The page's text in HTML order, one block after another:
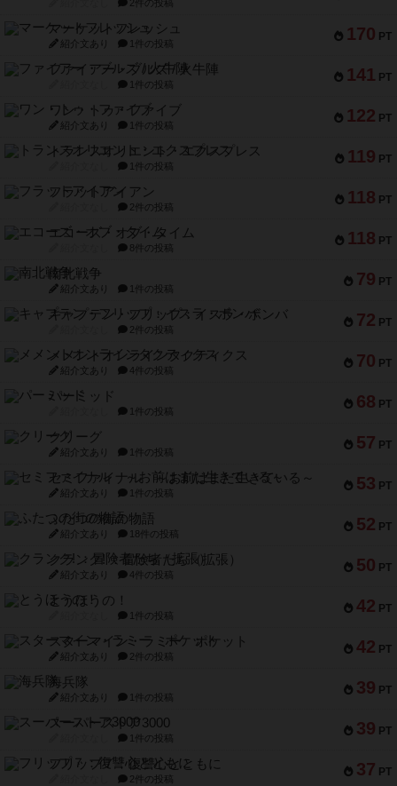
2件の投稿
170 PT
マーケットフレッシュ
紹介文あり 1件の投稿
141 PT
ファイアー・ブルズ / 火牛陣
1件の投稿
122 PT
ワン・トゥ・ファイブ
紹介文あり 1件の投稿
119 PT
トランスオリエント・エクスプレス
1件の投稿
118 PT
フラットアイアン
2件の投稿
118 PT
エコーズ・オブ・タイム
8件の投稿
79 PT
南北戦争
紹介文あり 1件の投稿
72 PT
キャプテン・フリップ：イスラ・ボンバ
2件の投稿
70 PT
メメントオンラインタクティクス
紹介文あり 4件の投稿
68 PT
パーミッド
1件の投稿
57 PT
クリーグ
紹介文あり 1件の投稿
53 PT
セミファイナル ～お前はまだ生きている～
紹介文あり 1件の投稿
52 PT
ふたつの街の物語
紹介文あり 18件の投稿
50 PT
クランク! ：冒険者たち（拡張）
紹介文あり 4件の投稿
42 PT
とうほうの！
1件の投稿
42 PT
スターマイン・ラミー ポケット
紹介文あり 2件の投稿
39 PT
海兵隊
紹介文あり 1件の投稿
39 PT
スーパーストア3000
1件の投稿
37 PT
フリップ７：復讐心とともに
2件の投稿